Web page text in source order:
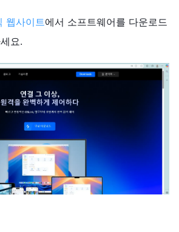
웹사이트에서 소프트웨어를 다운로드
요.